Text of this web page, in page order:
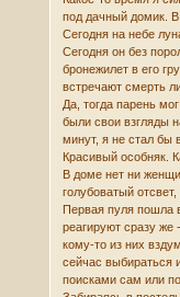
под дачный домик. В
Сегодня на небе
Сегодня он без
бронежилет в его
встречают смерть
Да, тогда парень
были свои взгляды
минут, я не стал бы
Красивый особняк.
В доме нет ни
голубоватый
Первая пуля пошла
реагируют сразу же
кому-то из них
сейчас выбираться
поисками сам или